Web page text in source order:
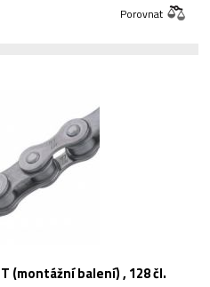
Porovnat
EPT (montážní balení) , 128 čl.